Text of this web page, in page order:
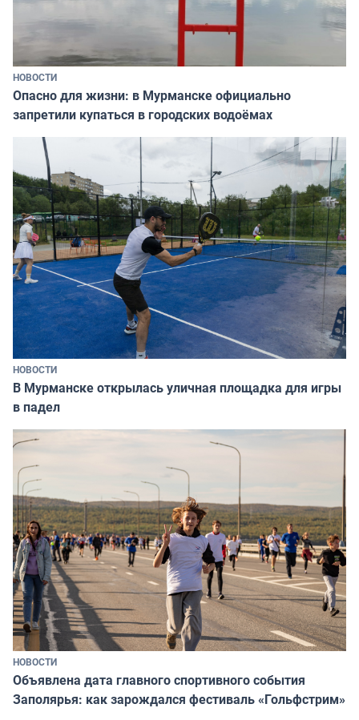
НОВОСТИ
Опасно для жизни: в Мурманске официально
запретили купаться в городских водоёмах
НОВОСТИ
В Мурманске открылась уличная площадка для игры
в падел
НОВОСТИ
Объявлена дата главного спортивного события
Заполярья: как зарождался фестиваль «Гольфстрим»